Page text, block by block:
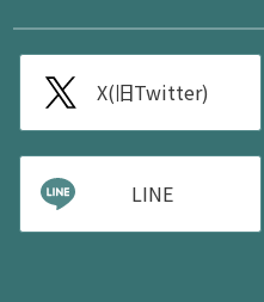
X(旧Twitter)
LINE